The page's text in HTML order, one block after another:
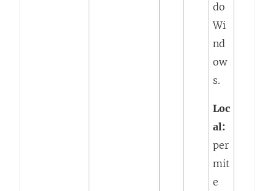
do
Wi
nd
ow
s.
Loc
al:
per
mit
e